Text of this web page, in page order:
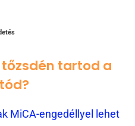
tartod a
MiCA-engedéllyel lehet